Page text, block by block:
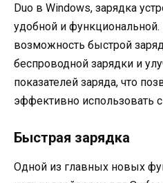
Duo в Windows, зарядка
удобной и
возможность быстрой
беспроводной зарядки и
показателей заряда, что
эффективно использовать
Быстрая зарядка
Одной из главных новых